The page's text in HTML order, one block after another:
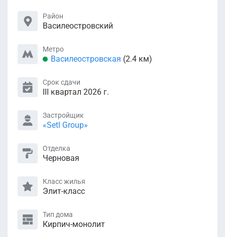
Район
Василеостровский
Метро
Василеостровская (2.4 км)
Срок сдачи
III квартал 2026 г.
Застройщик
«Setl Group»
Отделка
Черновая
Класс жилья
Элит-класс
Тип дома
Кирпич-монолит